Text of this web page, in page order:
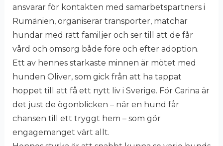
ansvarar för kontakten med samarbetspartners i
Rumänien, organiserar transporter, matchar
hundar med rätt familjer och ser till att de får
vård och omsorg både före och efter adoption.
Ett av hennes starkaste minnen är mötet med
hunden Oliver, som gick från att ha tappat
hoppet till att få ett nytt liv i Sverige. För Carina är
det just de ögonblicken – när en hund får
chansen till ett tryggt hem – som gör
engagemanget värt allt.